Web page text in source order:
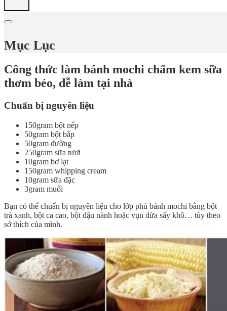
Mục Lục
Công thức làm bánh mochi chấm kem sữa
thơm béo, dễ làm tại nhà
Chuẩn bị nguyên liệu
150gram bột nếp
50gram bột bắp
50gram đường
250gram sữa tươi
10gram bơ lạt
150gram whipping cream
10gram sữa đặc
3gram muối
Bạn có thể chuẩn bị nguyên liệu cho lớp phủ bánh mochi bằng bột
trà xanh, bột ca cao, bột đậu nành hoặc vụn dừa sấy khô… tùy theo
sở thích của mình.